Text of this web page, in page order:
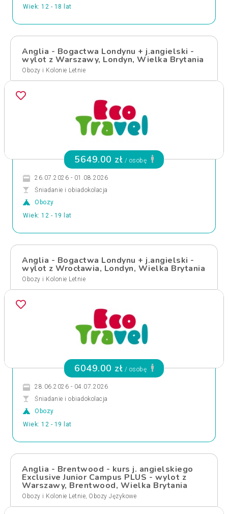
Wiek: 12 - 18 lat
Anglia - Bogactwa Londynu + j.angielski -
wylot z Warszawy, Londyn, Wielka Brytania
Obozy i Kolonie Letnie
5649.00 zł / osobę
26.07.2026 - 01.08.2026
Śniadanie i obiadokolacja
Obozy
Wiek: 12 - 19 lat
Anglia - Bogactwa Londynu + j.angielski -
wylot z Wrocławia, Londyn, Wielka Brytania
Obozy i Kolonie Letnie
6049.00 zł / osobę
28.06.2026 - 04.07.2026
Śniadanie i obiadokolacja
Obozy
Wiek: 12 - 19 lat
Anglia - Brentwood - kurs j. angielskiego
Exclusive Junior Campus PLUS - wylot z
Warszawy, Brentwood, Wielka Brytania
Obozy i Kolonie Letnie, Obozy Językowe